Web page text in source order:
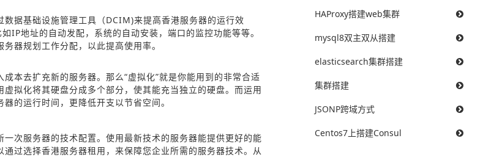
据基础设施管理工具（DCIM)来提高香港服务器的运行效
IP地址的自动发配，系统的自动安装，端口的监控功能等等。
器规划工作分配，以此提高使用率。
本去扩充新的服务器。那么“虚拟化”就是你能用到的非常合适
拟化将其硬盘分成多个部分，使其能充当独立的硬盘。而运用
的运行时间，更降低开支以节省空间。
次服务器的技术配置。使用最新技术的服务器能提供更好的能
过选择香港服务器租用，来保障您企业所需的服务器技术。从
HAProxy搭建web集群
mysql8双主双从搭建
elasticsearch集群搭建
集群搭建
JSONP跨域方式
Centos7上搭建Consul